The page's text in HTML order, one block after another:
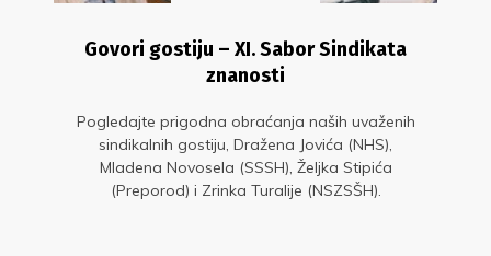
Govori gostiju – XI. Sabor Sindikata
znanosti
Pogledajte prigodna obraćanja naših uvaženih
sindikalnih gostiju, Dražena Jovića (NHS),
Mladena Novosela (SSSH), Željka Stipića
(Preporod) i Zrinka Turalije (NSZSŠH).